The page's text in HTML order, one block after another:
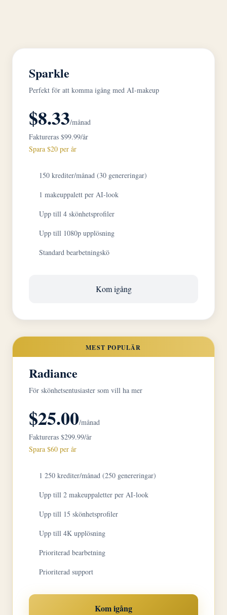
Sparkle
Perfekt för att komma igång med AI-makeup
$8.33/månad
Faktureras $99.99/år
Spara $20 per år
150 krediter/månad (30 genereringar)
1 makeuppalett per AI-look
Upp till 4 skönhetsprofiler
Upp till 1080p upplösning
Standard bearbetningskö
Kom igång
MEST POPULÄR
Radiance
För skönhetsentusiaster som vill ha mer
$25.00/månad
Faktureras $299.99/år
Spara $60 per år
1 250 krediter/månad (250 genereringar)
Upp till 2 makeuppaletter per AI-look
Upp till 15 skönhetsprofiler
Upp till 4K upplösning
Prioriterad bearbetning
Prioriterad support
Kom igång